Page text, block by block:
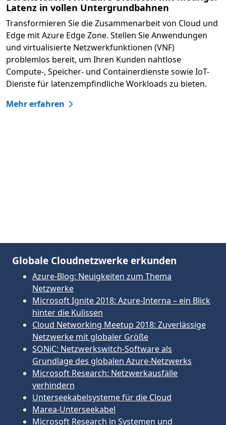
Latenz in vollen Untergrundbahnen
Transformieren Sie die Zusammenarbeit von Cloud und
Edge mit Azure Edge Zone. Stellen Sie Anwendungen
und virtualisierte Netzwerkfunktionen (VNF)
problemlos bereit, um Ihren Kunden nahtlose
Compute-, Speicher- und Containerdienste sowie IoT-
Dienste für latenzempfindliche Workloads zu bieten.
Mehr erfahren
Globale Cloudnetzwerke erkunden
Azure-Blog: Neuigkeiten zum Thema
Netzwerke
Microsoft Ignite 2018: Azure-Interna – ein Blick
hinter die Kulissen
Cloud Networking Meetup 2018: Zuverlässige
Netzwerke mit globaler Größe
SONiC: Netzwerkswitch-Software als
Grundlage des globalen Azure-Netzwerks
Microsoft Research: Netzwerkausfälle
verhindern
Unterseekabelsysteme für die Cloud
Marea-Unterseekabel
Microsoft Research in Systemen und